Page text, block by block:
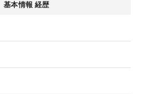
基本情報 経歴